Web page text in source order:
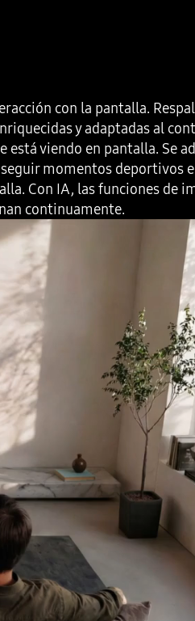
con la pantalla.
y adaptadas al
viendo en pantalla. Se
momentos deportivos
Con IA, las funciones de
continuamente.